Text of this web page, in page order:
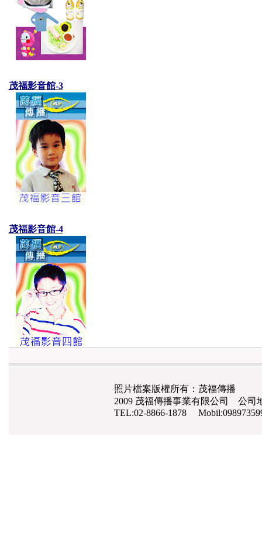
茂福影音館-3
茂福影音館-4
照片檔案版權所有：茂福傳播
2009 茂福傳播事業有限公司 公司
TEL:02-8866-1878